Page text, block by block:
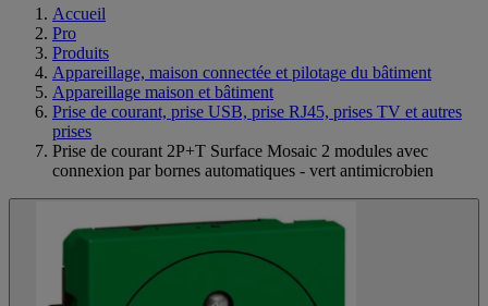
Accueil
Pro
Produits
Appareillage, maison connectée et pilotage du bâtiment
Appareillage maison et bâtiment
Prise de courant, prise USB, prise RJ45, prises TV et autres
prises
Prise de courant 2P+T Surface Mosaic 2 modules avec
connexion par bornes automatiques - vert antimicrobien